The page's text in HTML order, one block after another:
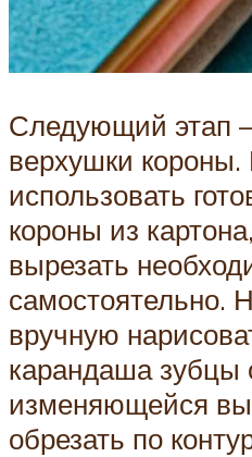
Следующий этап
верхушки
использовать
короны из
вырезать
самостоятельно.
вручную
карандаша зубцы
изменяющейся
обрезать по